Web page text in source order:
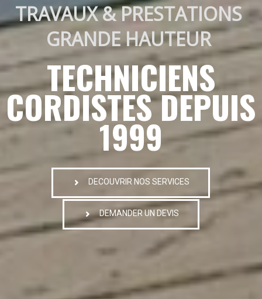
TRAVAUX & PRESTATIONS
GRANDE HAUTEUR
TECHNICIENS
CORDISTES DEPUIS
1999
DECOUVRIR NOS SERVICES
DEMANDER UN DEVIS